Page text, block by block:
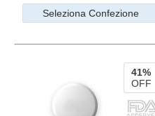
Seleziona Confezione
41%
OFF